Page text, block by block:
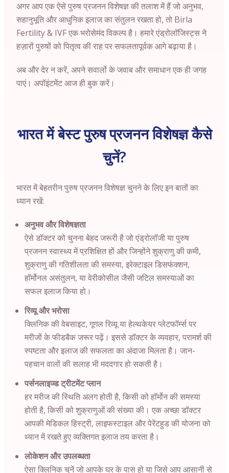
अगर आप एक ऐसे पुरुष प्रजनन विशेषज्ञ की तलाश में हैं जो अनुभव,
सहानुभूति और आधुनिक इलाज का संतुलन रखता हो, तो Birla
Fertility & IVF एक भरोसेमंद विकल्प है। हमारे एंड्रोलॉजिस्ट्स ने
हज़ारों पुरुषों को पितृत्व की राह पर सफलतापूर्वक आगे बढ़ाया है।
अब और देर न करें, अपने सवालों के जवाब और समाधान एक ही जगह
पाएं। अपॉइंटमेंट आज ही बुक करें।
भारत में बेस्ट पुरुष प्रजनन विशेषज्ञ कैसे
चुनें?
भारत में बेहतरीन पुरुष प्रजनन विशेषज्ञ चुनने के लिए इन बातों का
ध्यान रखें:
अनुभव और विशेषज्ञता
ऐसे डॉक्टर को चुनना बेहद जरूरी है जो एंड्रोलॉजी या पुरुष
प्रजनन स्वास्थ्य में प्रशिक्षित हों और जिन्होंने शुक्राणु की कमी,
शुक्राणु की गतिशीलता की समस्या, इरेक्टाइल डिसफंक्शन,
हॉर्मोनल असंतुलन, या वेरीकोसील जैसी जटिल समस्याओं का
सफल इलाज किया हो।
रिव्यू और भरोसा
क्लिनिक की वेबसाइट, गूगल रिव्यू या हेल्थकेयर प्लेटफॉर्म्स पर
मरीजों के फीडबैक जरूर पढ़ें। इससे डॉक्टर के व्यवहार, परामर्श की
स्पष्टता और इलाज की सफलता का अंदाजा मिलता है। जान-
पहचान वालों की सलाह भी मददगार हो सकती है।
पर्सनलाइज्ड ट्रीटमेंट प्लान
हर मरीज की स्थिति अलग होती है, किसी को हॉर्मोन की समस्या
होती है, किसी को शुक्राणुओं की संख्या की। एक अच्छा डॉक्टर
आपकी मेडिकल हिस्ट्री, लाइफस्टाइल और पेरेंटहुड की योजना को
ध्यान में रखते हुए व्यक्तिगत इलाज तय करता है।
लोकेशन और उपलब्धता
ऐसा क्लिनिक चुनें जो आपके घर के पास हो या जिसे आप आसानी से